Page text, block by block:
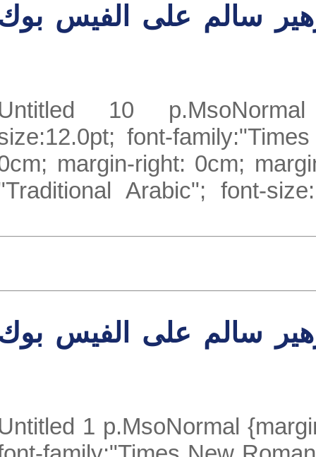
سالم على الفيس بوك
Untitled 10
size:12.0pt; font-
0cm; margin-right: 0cm;
"Traditional Arabic";
سالم على الفيس بوك
Untitled 1 p.MsoNormal